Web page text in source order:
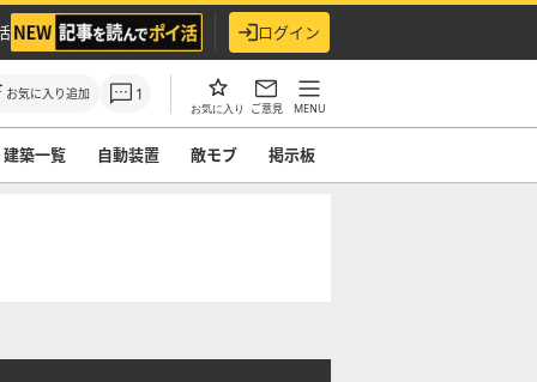
ログイン
お気に入り追加 1
お気に入り ご意見 MENU
建築一覧 自動装置 敵モブ 掲示板